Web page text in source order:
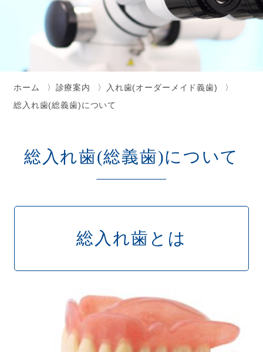
ホーム 診療案内
入れ歯(オーダーメイド義歯)
総入れ歯(総義歯)について
総入れ歯(総義歯)について
総入れ歯とは